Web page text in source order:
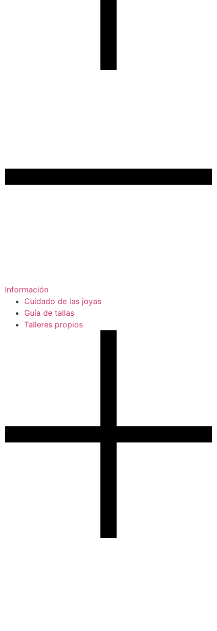
Información
Cuidado de las joyas
Guía de tallas
Talleres propios